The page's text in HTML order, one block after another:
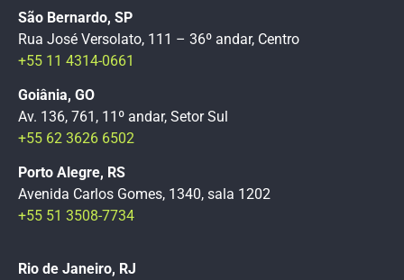
São Bernardo, SP
Rua José Versolato, 111 – 36º andar, Centro
+55 11 4314-0661
Goiânia, GO
Av. 136, 761, 11º andar, Setor Sul
+55 62 3626 6502
Porto Alegre, RS
Avenida Carlos Gomes, 1340, sala 1202
+55 51 3508-7734
Rio de Janeiro, RJ